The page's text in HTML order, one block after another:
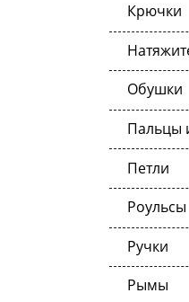
Крючки
Обушки
Пальцы
Петли
Роульсы
Ручки
Рымы